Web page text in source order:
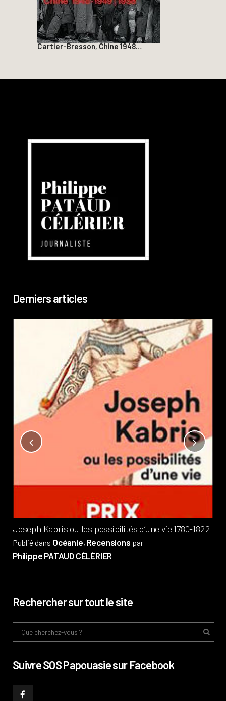
Cartier-Bresson, Chine 1948…
Derniers articles
Joseph Kabris ou les possibilités d’une vie 1780-1822
Publié dans Océanie, Recensions par
Philippe PATAUD CÉLÉRIER
Rechercher sur tout le site
Suivre SOS Papouasie sur Facebook